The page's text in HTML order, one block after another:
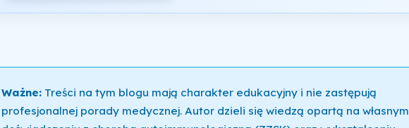
Ważne:Treści na tym blogu mają charakter edukacyjny i nie zastępują
profesjonalnej porady medycznej. Autor dzieli się wiedzą opartą na własnym